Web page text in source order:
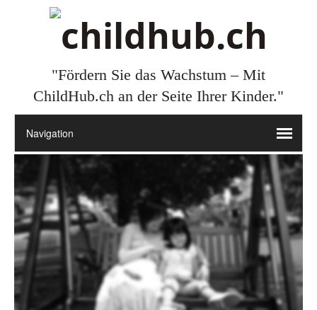
"Fördern Sie das Wachstum – Mit
ChildHub.ch an der Seite Ihrer Kinder."